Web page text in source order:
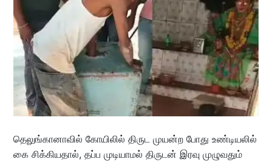
தெலுங்கானாவில் கோயிலில் திருட முயன்ற போது உண்டியலில்
கை சிக்கியதால், தப்ப முடியாமல் திருடன் இரவு முழுவதும்